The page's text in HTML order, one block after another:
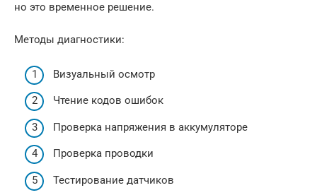
но это временное решение.
Методы диагностики:
Визуальный осмотр
Чтение кодов ошибок
Проверка напряжения в аккумуляторе
Проверка проводки
Тестирование датчиков